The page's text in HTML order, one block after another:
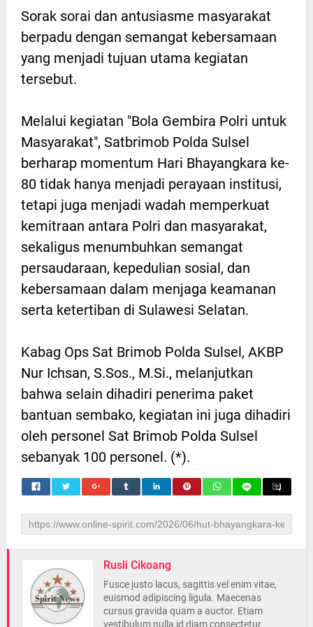
Sorak sorai dan antusiasme masyarakat
berpadu dengan semangat kebersamaan
yang menjadi tujuan utama kegiatan
tersebut.
Melalui kegiatan "Bola Gembira Polri untuk
Masyarakat", Satbrimob Polda Sulsel
berharap momentum Hari Bhayangkara ke-
80 tidak hanya menjadi perayaan institusi,
tetapi juga menjadi wadah memperkuat
kemitraan antara Polri dan masyarakat,
sekaligus menumbuhkan semangat
persaudaraan, kepedulian sosial, dan
kebersamaan dalam menjaga keamanan
serta ketertiban di Sulawesi Selatan.
Kabag Ops Sat Brimob Polda Sulsel, AKBP
Nur Ichsan, S.Sos., M.Si., melanjutkan
bahwa selain dihadiri penerima paket
bantuan sembako, kegiatan ini juga dihadiri
oleh personel Sat Brimob Polda Sulsel
sebanyak 100 personel. (*).
Rusli Cikoang
Fusce justo lacus, sagittis vel enim vitae,
euismod adipiscing ligula. Maecenas
cursus gravida quam a auctor. Etiam
vestibulum nulla id diam consectetur